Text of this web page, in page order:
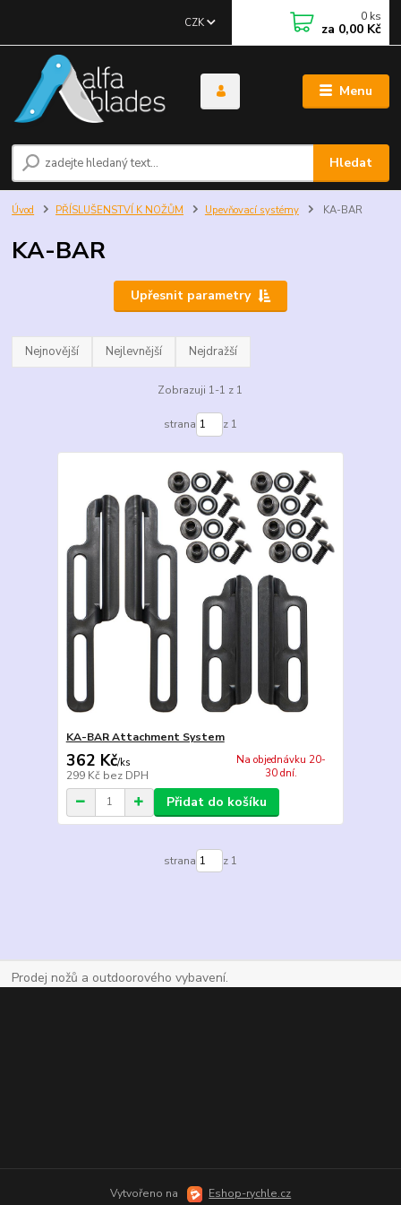
Menu
CZK
Hledat
0 ks
za 0,00 Kč
Úvod PŘÍSLUŠENSTVÍ K NOŽŮM Upevňovací systémy KA-BAR
KA-BAR
Upřesnit parametry
Nejnovější Nejlevnější Nejdražší
Zobrazuji 1-1 z 1
strana z 1
KA-BAR Attachment System
362 Kč/ks
299 Kč bez DPH
Na objednávku 20-
30 dní.
Přidat do košíku
strana z 1
Prodej nožů a outdoorového vybavení.
Vytvořeno na Eshop-rychle.cz